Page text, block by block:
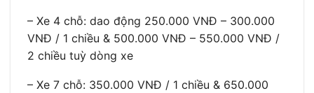
– Xe 4 chỗ: dao động 250.000 VNĐ – 300.000
VNĐ / 1 chiều & 500.000 VNĐ – 550.000 VNĐ /
2 chiều tuỳ dòng xe
– Xe 7 chỗ: 350.000 VNĐ / 1 chiều & 650.000